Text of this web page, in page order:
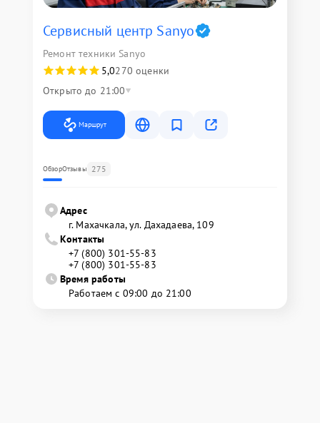
Сервисный центр Sanyo
Ремонт техники Sanyo
5,0270 оценки
Открыто до 21:00
Маршрут
ОбзорОтзывы 275
Адрес
г. Махачкала, ул. Дахадаева, 109
Контакты
+7 (800) 301-55-83
+7 (800) 301-55-83
Время работы
Работаем с 09:00 до 21:00